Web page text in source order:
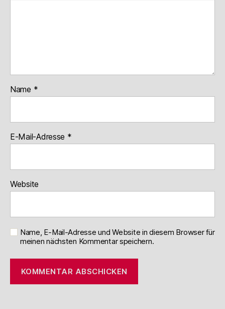
Name *
E-Mail-Adresse *
Website
Name, E-Mail-Adresse und Website in diesem Browser für
meinen nächsten Kommentar speichern.